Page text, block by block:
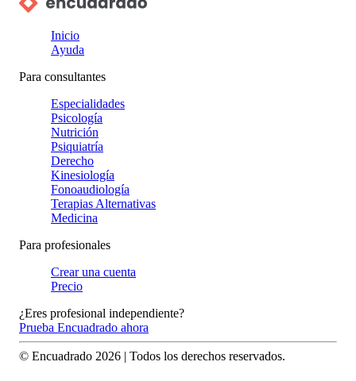
Inicio
Ayuda
Para consultantes
Especialidades
Psicología
Nutrición
Psiquiatría
Derecho
Kinesiología
Fonoaudiología
Terapias Alternativas
Medicina
Para profesionales
Crear una cuenta
Precio
¿Eres profesional independiente?
Prueba Encuadrado ahora
© Encuadrado 2026 | Todos los derechos reservados.